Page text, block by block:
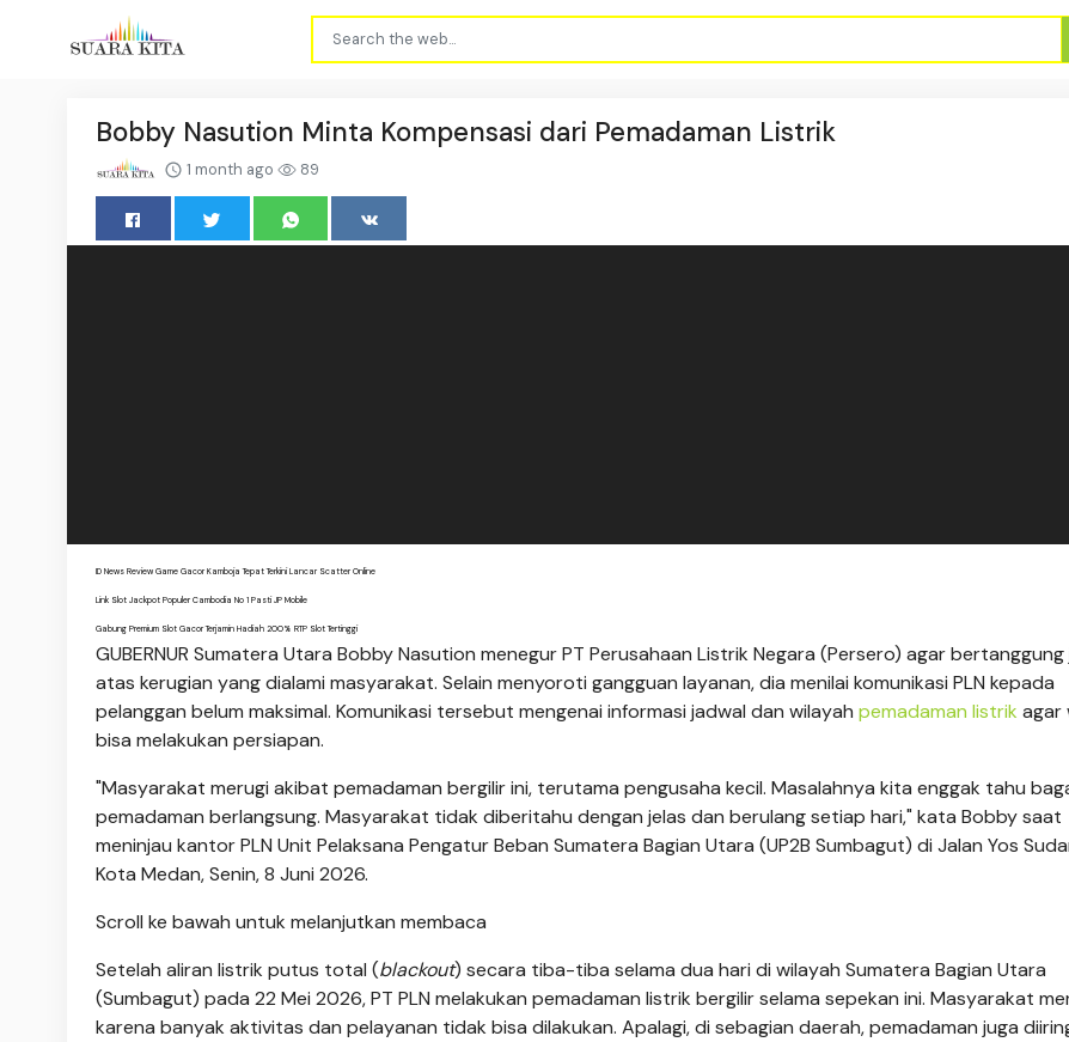
Bobby Nasution Minta Kompensasi dari Pemadaman Listrik
1 month ago 89
ID News Review Game Gacor Kamboja Tepat Terkini Lancar Scatter Online
Link Slot Jackpot Populer Cambodia No 1 Pasti JP Mobile
Gabung Premium Slot Gacor Terjamin Hadiah 200% RTP Slot Tertinggi
GUBERNUR Sumatera Utara Bobby Nasution menegur PT Perusahaan Listrik Negara (Persero) agar
atas kerugian yang dialami masyarakat. Selain menyoroti gangguan layanan, dia menilai komunikasi PLN kepada
pelanggan belum maksimal. Komunikasi tersebut mengenai informasi jadwal dan wilayah pemadaman listrik agar
bisa melakukan persiapan.
"Masyarakat merugi akibat pemadaman bergilir ini, terutama pengusaha kecil. Masalahnya kita enggak tahu
pemadaman berlangsung. Masyarakat tidak diberitahu dengan jelas dan berulang setiap hari," kata Bobby saat
meninjau kantor PLN Unit Pelaksana Pengatur Beban Sumatera Bagian Utara (UP2B Sumbagut) di Jalan Yos
Kota Medan, Senin, 8 Juni 2026.
Scroll ke bawah untuk melanjutkan membaca
Setelah aliran listrik putus total (blackout) secara tiba-tiba selama dua hari di wilayah Sumatera Bagian Utara
(Sumbagut) pada 22 Mei 2026, PT PLN melakukan pemadaman listrik bergilir selama sepekan ini. Masyarakat
karena banyak aktivitas dan pelayanan tidak bisa dilakukan. Apalagi, di sebagian daerah, pemadaman juga